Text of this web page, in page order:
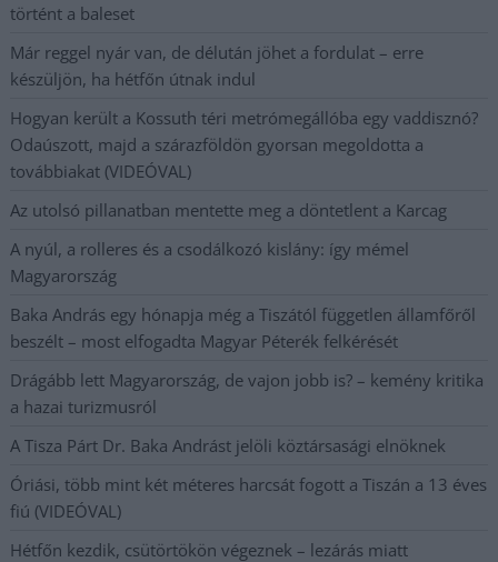
történt a baleset
Már reggel nyár van, de délután jöhet a fordulat – erre
készüljön, ha hétfőn útnak indul
Hogyan került a Kossuth téri metrómegállóba egy vaddisznó?
Odaúszott, majd a szárazföldön gyorsan megoldotta a
továbbiakat (VIDEÓVAL)
Az utolsó pillanatban mentette meg a döntetlent a Karcag
A nyúl, a rolleres és a csodálkozó kislány: így mémel
Magyarország
Baka András egy hónapja még a Tiszától független államfőről
beszélt – most elfogadta Magyar Péterék felkérését
Drágább lett Magyarország, de vajon jobb is? – kemény kritika
a hazai turizmusról
A Tisza Párt Dr. Baka Andrást jelöli köztársasági elnöknek
Óriási, több mint két méteres harcsát fogott a Tiszán a 13 éves
fiú (VIDEÓVAL)
Hétfőn kezdik, csütörtökön végeznek – lezárás miatt